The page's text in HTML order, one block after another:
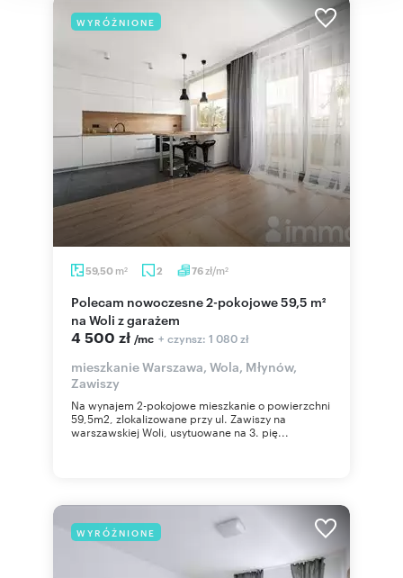
WYRÓŻNIONE
59,50 m2 2 76zł/m2
Polecam nowoczesne 2-pokojowe 59,5 m²
na Woli z garażem
4 500 zł /mc + czynsz: 1 080 zł
mieszkanie Warszawa, Wola, Młynów,
Zawiszy
Na wynajem 2-pokojowe mieszkanie o powierzchni
59,5m2, zlokalizowane przy ul. Zawiszy na
warszawskiej Woli, usytuowane na 3. pię...
WYRÓŻNIONE